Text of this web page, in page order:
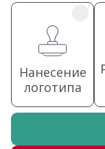
Нанесение
логотипа